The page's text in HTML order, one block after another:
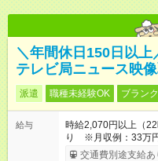
＼年間休日150日以上
テレビ局ニュース映
派遣 職種未経験OK ブラン
給与
時給2,070円以上（
り ※月収例：33万
手当含む
交通費別途支給あ